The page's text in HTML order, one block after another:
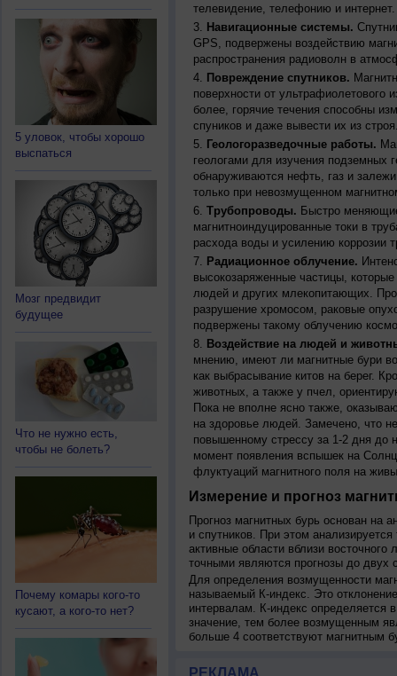
5 уловок, чтобы хорошо
выспаться
Мозг предвидит
будущее
Что не нужно есть,
чтобы не болеть?
Почему комары кого-то
кусают, а кого-то нет?
телевидение, телефонию и интернет.
Навигационные системы.
GPS, подвержены воздействию
распространения радиоволн в
Повреждение спутников.
поверхности от ультрафиолетового
более, горячие течения способны
спуников и даже вывести их из
Геологоразведочные работы.
геологами для изучения подземных
обнаруживаются нефть, газ и
только при невозмущенном
Трубопроводы. Быстро
магнитноиндуцированные токи в
расхода воды и усилению коррозии
Радиационное облучение.
высокозаряженные частицы,
людей и других млекопитающих.
разрушение хромосом, раковые
подвержены такому облучению
Воздействие на людей и
мнению, имеют ли магнитные бури
как выбрасывание китов на берег.
животных, а также у пчел,
Пока не вполне ясно также,
на здоровье людей. Замечено, что
повышенному стрессу за 1-2 дня до
момент появления вспышек на
флуктуаций магнитного поля на
Измерение и прогноз
Прогноз магнитных бурь основан на
и спутников. При этом
активные области вблизи
точными являются прогнозы до двух
Для определения возмущенности
называемый К-индекс. Это
интервалам. К-индекс определяется
значение, тем более возмущенным
больше 4 соответствуют магнитным
РЕКЛАМА